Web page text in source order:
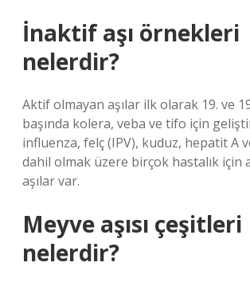
İnaktif aşı örnekleri
nelerdir?
Aktif olmayan aşılar ilk olarak 19. ve
başında kolera, veba ve tifo için
influenza, felç (IPV), kuduz, hepatit A
dahil olmak üzere birçok hastalık için
aşılar var.
Meyve aşısı çeşitleri
nelerdir?